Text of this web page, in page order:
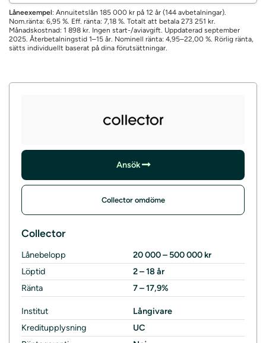
Låneexempel: Annuitetslån 185 000 kr på 12 år (144 avbetalningar).
Nom.ränta: 6,95 %. Eff. ränta: 7,18 %. Totalt att betala 273 251 kr.
Månadskostnad: 1 898 kr. Ingen start-/aviavgift. Uppdaterad september
2025. Återbetalningstid 1–15 år. Nominell ränta: 4,95–22,00 %. Rörlig ränta,
sätts individuellt baserat på dina förutsättningar.
Ansök
Collector omdöme
Collector
Lånebelopp
20 000 – 500 000 kr
Löptid
2 – 18 år
Ränta
7 – 17,9%
Institut
Långivare
Kreditupplysning
UC